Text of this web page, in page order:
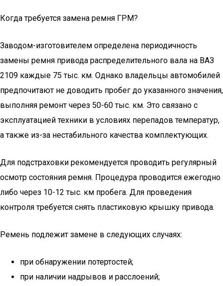
Когда требуется замена ремня ГРМ?
Заводом-изготовителем определена периодичность
замены ремня привода распределительного вала на ВАЗ
2109 каждые 75 тыс. км. Однако владельцы автомобилей
предпочитают не доводить пробег до указанного значения,
выполняя ремонт через 50-60 тыс. км. Это связано с
эксплуатацией техники в условиях перепадов температур,
а также из-за нестабильного качества комплектующих.
Для подстраховки рекомендуется проводить регулярный
осмотр состояния ремня. Процедура проводится ежегодно
либо через 10-12 тыс. км пробега. Для проведения
контроля требуется снять пластиковую крышку привода.
Ремень подлежит замене в следующих случаях:
при обнаружении потертостей;
при наличии надрывов и расслоений;